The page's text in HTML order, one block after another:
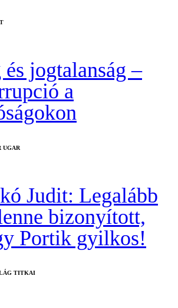
és jogtalanság –
a
UGAR
Judit: Legalább
bizonyított,
Portik gyilkos!
TITKAI